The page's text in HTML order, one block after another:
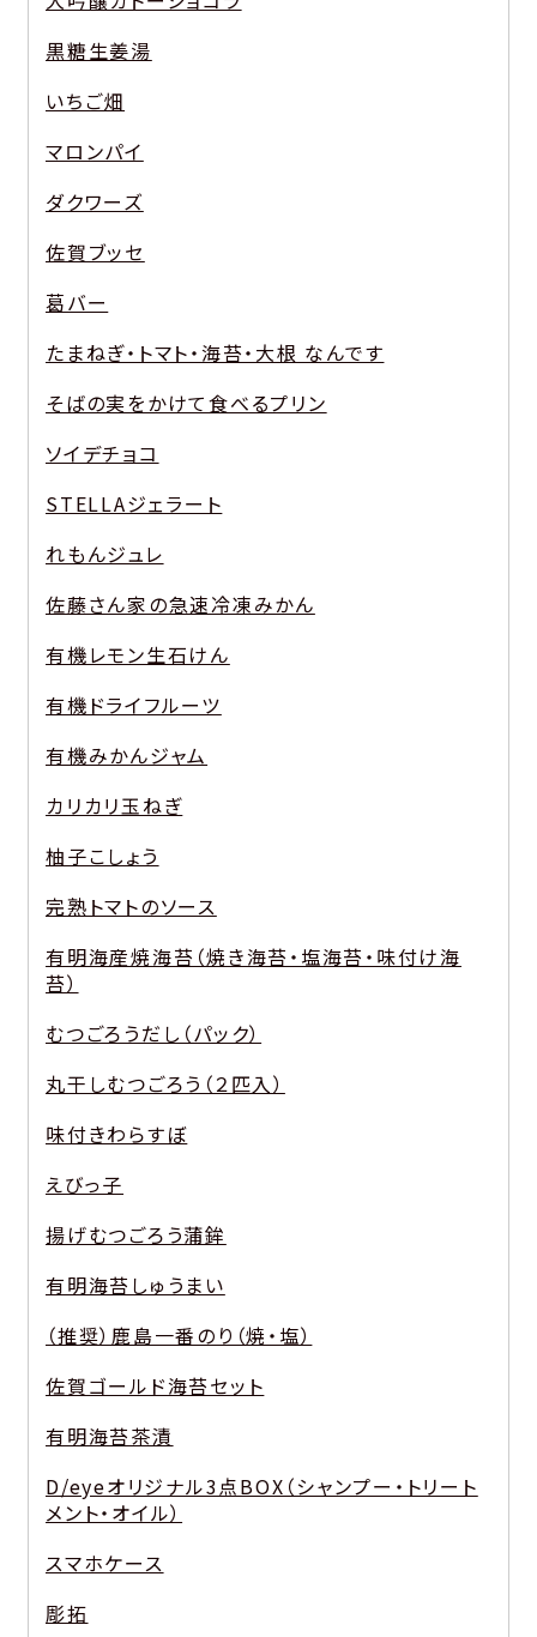
黒糖生姜湯
いちご畑
マロンパイ
ダクワーズ
佐賀ブッセ
葛バー
たまねぎ・トマト・海苔・大根 なんです
そばの実をかけて食べるプリン
ソイデチョコ
STELLAジェラート
れもんジュレ
佐藤さん家の急速冷凍みかん
有機レモン生石けん
有機ドライフルーツ
有機みかんジャム
カリカリ玉ねぎ
柚子こしょう
完熟トマトのソース
有明海産焼海苔（焼き海苔・塩海苔・味付け海
苔）
むつごろうだし（パック）
丸干しむつごろう（２匹入）
味付きわらすぼ
えびっ子
揚げむつごろう蒲鉾
有明海苔しゅうまい
（推奨）鹿島一番のり（焼・塩）
佐賀ゴールド海苔セット
有明海苔茶漬
D/eyeオリジナル3点BOX（シャンプー・トリート
メント・オイル）
スマホケース
彫拓